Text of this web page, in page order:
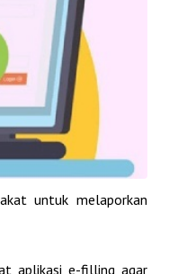
untuk melaporkan
aplikasi e-filling agar